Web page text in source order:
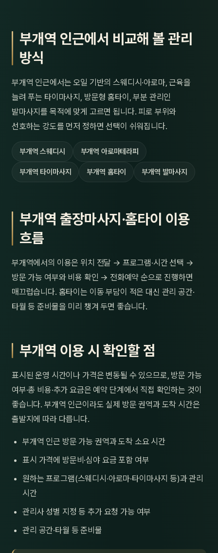
부개역 인근에서 비교해 볼 관리
방식
부개역 인근에서는 오일 기반의 스웨디시·아로마, 근육을
늘려 푸는 타이마사지, 방문형 홈타이, 부분 관리인
발마사지를 목적에 맞게 고르면 됩니다. 피로 부위와
선호하는 강도를 먼저 정하면 선택이 쉬워집니다.
부개역 스웨디시 부개역 아로마테라피
부개역 타이마사지 부개역 홈타이 부개역 발마사지
부개역 출장마사지·홈타이 이용
흐름
부개역에서의 이용은 위치 전달 → 프로그램·시간 선택 →
방문 가능 여부와 비용 확인 → 전화예약 순으로 진행하면
매끄럽습니다. 홈타이는 이동 부담이 적은 대신 관리 공간·
타월 등 준비물을 미리 챙겨 두면 좋습니다.
부개역 이용 시 확인할 점
표시된 운영 시간이나 가격은 변동될 수 있으므로, 방문 가능
여부·총 비용·추가 요금은 예약 단계에서 직접 확인하는 것이
좋습니다. 부개역 인근이라도 실제 방문 권역과 도착 시간은
출발지에 따라 다릅니다.
부개역 인근 방문 가능 권역과 도착 소요 시간
표시 가격에 방문비·심야 요금 포함 여부
원하는 프로그램(스웨디시·아로마·타이마사지 등)과 관리
시간
관리사 성별 지정 등 추가 요청 가능 여부
관리 공간·타월 등 준비물